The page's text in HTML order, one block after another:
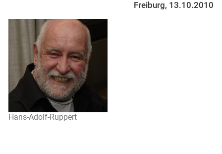
Freiburg, 13.10.2010
Hans-Adolf-Ruppert